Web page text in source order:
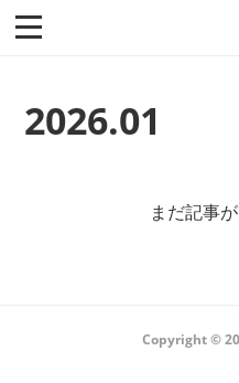
2026.01
まだ記事
Copyright ©